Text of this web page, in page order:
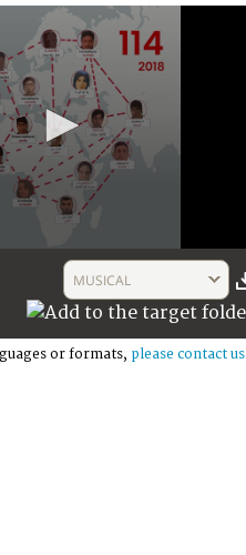
MUSICAL
or formats, please contact us